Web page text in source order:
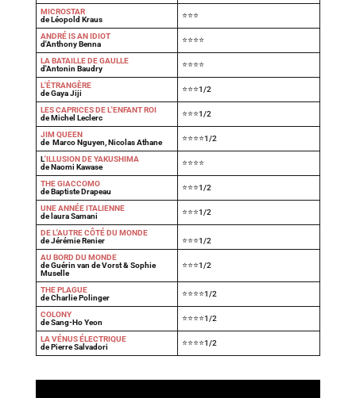
MICROSTAR
de Léopold Kraus
⭐⭐⭐
ANDRÉ IS AN IDIOT
d'Anthony Benna
⭐⭐⭐⭐
LA BATAILLE DE GAULLE
d'Antonin Baudry
⭐⭐⭐⭐
L'ÉTRANGÈRE
de Gaya Jiji
⭐⭐⭐1/2
LES CAPRICES DE L'ENFANT ROI
de Michel Leclerc
⭐⭐⭐1/2
JIM QUEEN
de Marco Nguyen, Nicolas Athane
⭐⭐⭐⭐1/2
L'ILLUSION DE YAKUSHIMA
de Naomi Kawase
⭐⭐⭐⭐
THE GIACCOMO
de Baptiste Drapeau
⭐⭐⭐1/2
UNE ANNÉE ITALIENNE
de laura Samani
⭐⭐⭐1/2
DE L'AUTRE CÔTÉ DU MONDE
de Jérémie Renier
⭐⭐⭐1/2
AU BORD DU MONDE
de Guérin van de Vorst & Sophie
Muselle
⭐⭐⭐1/2
THE PLAGUE
de Charlie Polinger
⭐⭐⭐⭐1/2
COLONY
de Sang-Ho Yeon
⭐⭐⭐⭐1/2
LA VÉNUS ÉLECTRIQUE
de Pierre Salvadori
⭐⭐⭐⭐1/2